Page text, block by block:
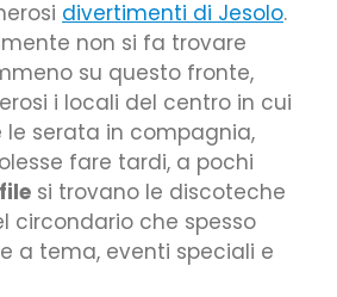
divertimenti di Jesolo.
non si fa trovare
su questo fronte,
i locali del centro in cui
le serata in compagnia,
fare tardi, a pochi
si trovano le discoteche
circondario che spesso
a tema, eventi speciali e